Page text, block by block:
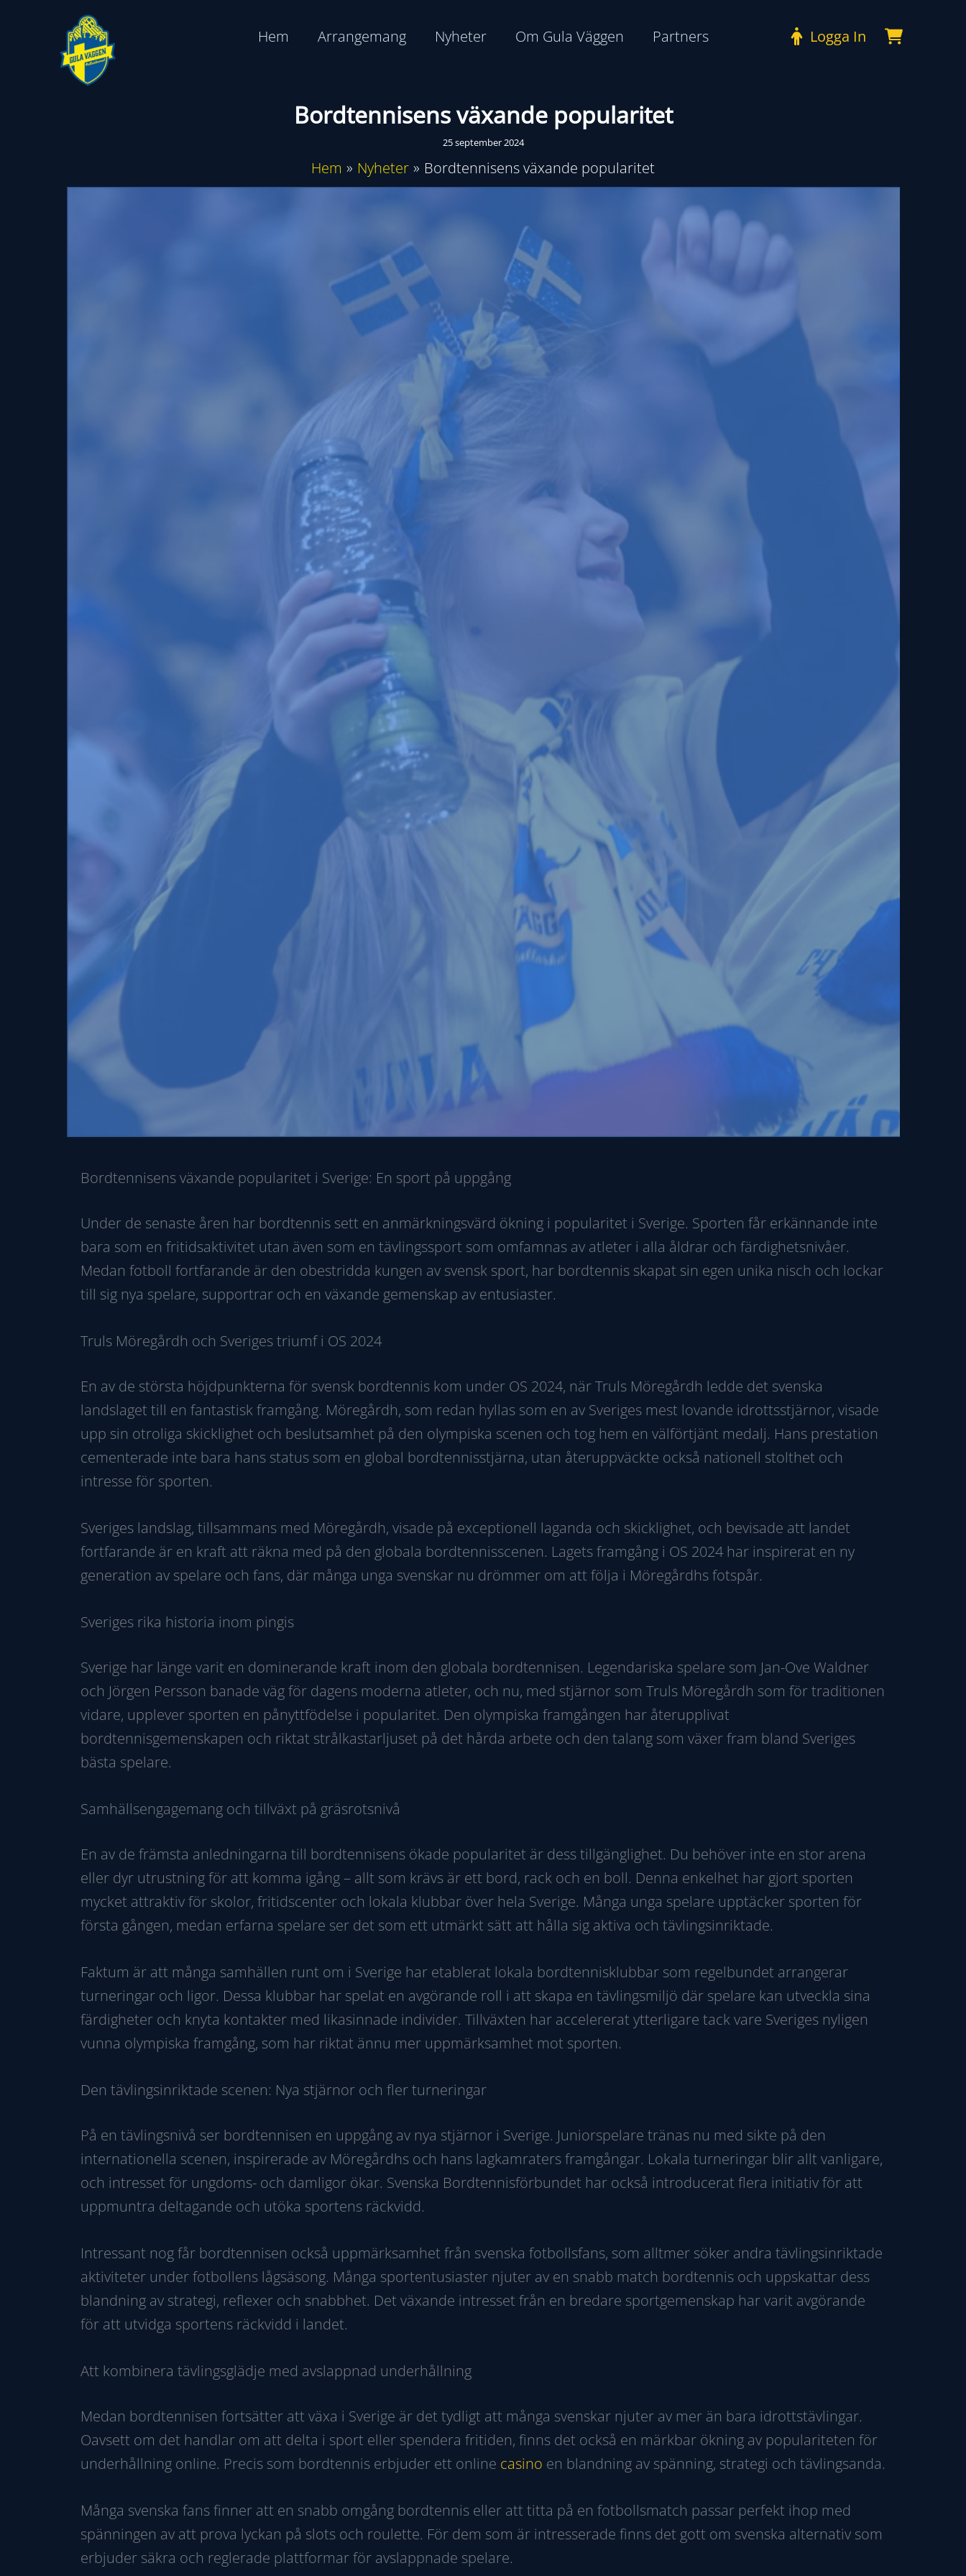
Hem Arrangemang Nyheter Om Gula Väggen Partners Logga In
Bordtennisens växande popularitet
25 september 2024
Hem Nyheter Bordtennisens växande popularitet
Bordtennisens växande popularitet i Sverige: En sport på uppgång
Under de senaste åren har bordtennis sett en anmärkningsvärd ökning i popularitet i Sverige. Sporten får erkännande inte
bara som en fritidsaktivitet utan även som en tävlingssport som omfamnas av atleter i alla åldrar och färdighetsnivåer.
Medan fotboll fortfarande är den obestridda kungen av svensk sport, har bordtennis skapat sin egen unika nisch och lockar
till sig nya spelare, supportrar och en växande gemenskap av entusiaster.
Truls Möregårdh och Sveriges triumf i OS 2024
En av de största höjdpunkterna för svensk bordtennis kom under OS 2024, när Truls Möregårdh ledde det svenska
landslaget till en fantastisk framgång. Möregårdh, som redan hyllas som en av Sveriges mest lovande idrottsstjärnor, visade
upp sin otroliga skicklighet och beslutsamhet på den olympiska scenen och tog hem en välförtjänt medalj. Hans prestation
cementerade inte bara hans status som en global bordtennisstjärna, utan återuppväckte också nationell stolthet och
intresse för sporten.
Sveriges landslag, tillsammans med Möregårdh, visade på exceptionell laganda och skicklighet, och bevisade att landet
fortfarande är en kraft att räkna med på den globala bordtennisscenen. Lagets framgång i OS 2024 har inspirerat en ny
generation av spelare och fans, där många unga svenskar nu drömmer om att följa i Möregårdhs fotspår.
Sveriges rika historia inom pingis
Sverige har länge varit en dominerande kraft inom den globala bordtennisen. Legendariska spelare som Jan-Ove Waldner
och Jörgen Persson banade väg för dagens moderna atleter, och nu, med stjärnor som Truls Möregårdh som för traditionen
vidare, upplever sporten en pånyttfödelse i popularitet. Den olympiska framgången har återupplivat
bordtennisgemenskapen och riktat strålkastarljuset på det hårda arbete och den talang som växer fram bland Sveriges
bästa spelare.
Samhällsengagemang och tillväxt på gräsrotsnivå
En av de främsta anledningarna till bordtennisens ökade popularitet är dess tillgänglighet. Du behöver inte en stor arena
eller dyr utrustning för att komma igång – allt som krävs är ett bord, rack och en boll. Denna enkelhet har gjort sporten
mycket attraktiv för skolor, fritidscenter och lokala klubbar över hela Sverige. Många unga spelare upptäcker sporten för
första gången, medan erfarna spelare ser det som ett utmärkt sätt att hålla sig aktiva och tävlingsinriktade.
Faktum är att många samhällen runt om i Sverige har etablerat lokala bordtennisklubbar som regelbundet arrangerar
turneringar och ligor. Dessa klubbar har spelat en avgörande roll i att skapa en tävlingsmiljö där spelare kan utveckla sina
färdigheter och knyta kontakter med likasinnade individer. Tillväxten har accelererat ytterligare tack vare Sveriges nyligen
vunna olympiska framgång, som har riktat ännu mer uppmärksamhet mot sporten.
Den tävlingsinriktade scenen: Nya stjärnor och fler turneringar
På en tävlingsnivå ser bordtennisen en uppgång av nya stjärnor i Sverige. Juniorspelare tränas nu med sikte på den
internationella scenen, inspirerade av Möregårdhs och hans lagkamraters framgångar. Lokala turneringar blir allt vanligare,
och intresset för ungdoms- och damligor ökar. Svenska Bordtennisförbundet har också introducerat flera initiativ för att
uppmuntra deltagande och utöka sportens räckvidd.
Intressant nog får bordtennisen också uppmärksamhet från svenska fotbollsfans, som alltmer söker andra tävlingsinriktade
aktiviteter under fotbollens lågsäsong. Många sportentusiaster njuter av en snabb match bordtennis och uppskattar dess
blandning av strategi, reflexer och snabbhet. Det växande intresset från en bredare sportgemenskap har varit avgörande
för att utvidga sportens räckvidd i landet.
Att kombinera tävlingsglädje med avslappnad underhållning
Medan bordtennisen fortsätter att växa i Sverige är det tydligt att många svenskar njuter av mer än bara idrottstävlingar.
Oavsett om det handlar om att delta i sport eller spendera fritiden, finns det också en märkbar ökning av populariteten för
underhållning online. Precis som bordtennis erbjuder ett online casino en blandning av spänning, strategi och tävlingsanda.
Många svenska fans finner att en snabb omgång bordtennis eller att titta på en fotbollsmatch passar perfekt ihop med
spänningen av att prova lyckan på slots och roulette. För dem som är intresserade finns det gott om svenska alternativ som
erbjuder säkra och reglerade plattformar för avslappnade spelare.